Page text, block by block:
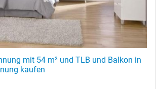
mit 54 m² und TLB und Balkon in
kaufen